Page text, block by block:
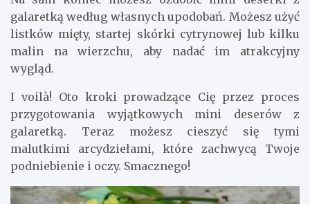
galaretką według własnych upodobań. Możesz użyć
listków mięty, startej skórki cytrynowej lub kilku
malin na wierzchu, aby nadać im atrakcyjny
wygląd.
I voilà! Oto kroki prowadzące Cię przez proces
przygotowania wyjątkowych mini deserów z
galaretką. Teraz możesz cieszyć się tymi
malutkimi arcydziełami, które zachwycą Twoje
podniebienie i oczy. Smacznego!